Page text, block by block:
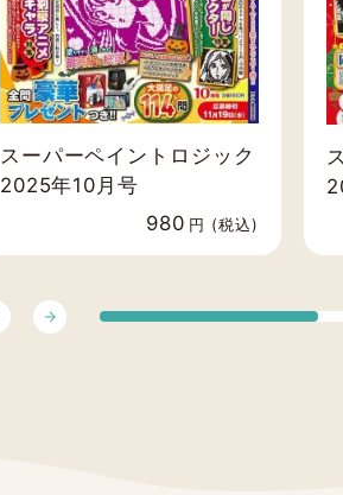
スーパーペイントロジック
2025年10月号
980 円 (税込)